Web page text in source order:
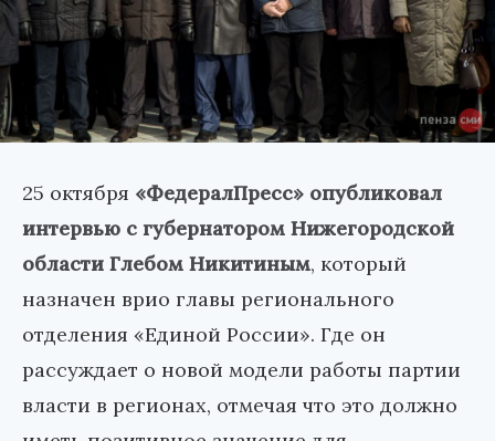
25 октября «ФедералПресс» опубликовал
интервью с губернатором Нижегородской
области Глебом Никитиным, который
назначен врио главы регионального
отделения «Единой России». Где он
рассуждает о новой модели работы партии
власти в регионах, отмечая что это должно